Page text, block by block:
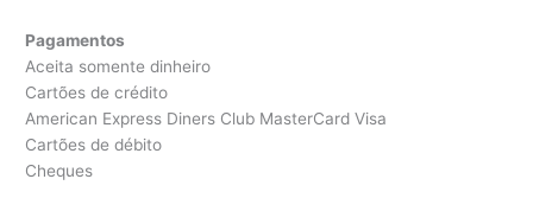
Pagamentos
Aceita somente dinheiro
Cartões de crédito
American Express Diners Club MasterCard Visa
Cartões de débito
Cheques